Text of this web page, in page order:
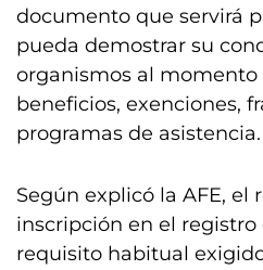
documento que servirá
pueda demostrar su
organismos al momento
beneficios, exenciones,
programas de asistencia.
Según explicó la AFE, el
inscripción en el
requisito habitual